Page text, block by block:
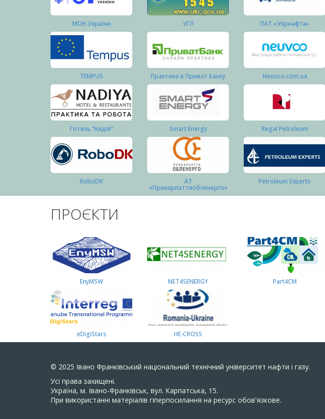
МОН України УГЛ ПАТ «Укрнафта»
TEMPUS Практика в Приват Банку Neuvoo.com.ua
Готель “Надія” Smart Energy Regal Petroleum
RoboDK АТ
«Прикарпаттяобленерго»
Petroleum Experts
ПРОЄКТИ
EnyMSW NET4SENERGY Part4СМ
eDigiStars HE-CROSS
© 2025 Івано Франківський національний технічний університет нафти і газу.
Усi права захищенi.
Україна, м. Івано-Франківськ, вул. Карпатська, 15.
При використанні матеріалів гіперпосилання на ресурс обов'язкове.